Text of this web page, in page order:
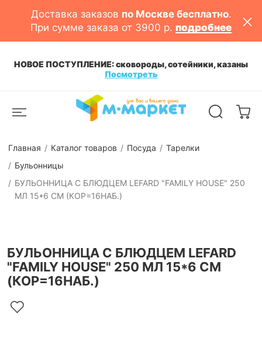
Доставка заказов по Москве бесплатно.
При сумме заказа от 3900 р. подробнее
НОВОЕ ПОСТУПЛЕНИЕ: сковороды, сотейники, казаны
Посмотреть
Главная Каталог товаров Посуда
Тарелки
Бульонницы
БУЛЬОННИЦА С БЛЮДЦЕМ LEFARD "FAMILY HOUSE" 250
МЛ 15*6 СМ (КОР=16НАБ.)
БУЛЬОННИЦА С БЛЮДЦЕМ LEFARD
"FAMILY HOUSE" 250 МЛ 15*6 СМ
(КОР=16НАБ.)